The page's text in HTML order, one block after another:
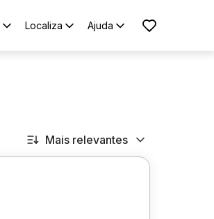
Localiza Ajuda
Mais relevantes